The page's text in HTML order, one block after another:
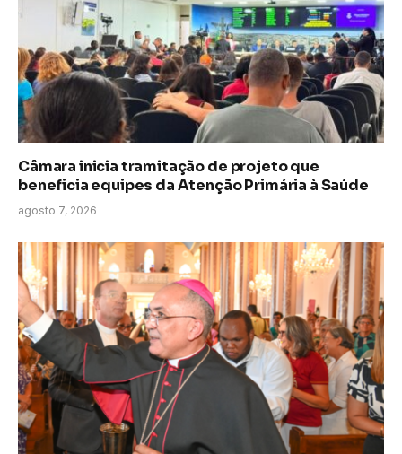
Câmara inicia tramitação de projeto que
beneficia equipes da Atenção Primária à Saúde
agosto 7, 2026